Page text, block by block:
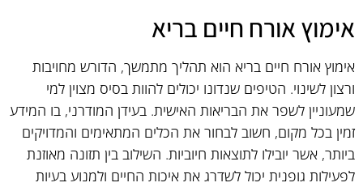
אימוץ אורח חיים בריא
אימוץ אורח חיים בריא הוא תהליך מתמשך, הדורש מחויבות
ורצון לשינוי. הטיפים שנדונו יכולים להוות בסיס מצוין למי
שמעוניין לשפר את הבריאות האישית. בעידן המודרני, בו המידע
זמין בכל מקום, חשוב לבחור את הכלים המתאימים והמדויקים
ביותר, אשר יובילו לתוצאות חיוביות. השילוב בין תזונה מאוזנת
לפעילות גופנית יכול לשדרג את איכות החיים ולמנוע בעיות